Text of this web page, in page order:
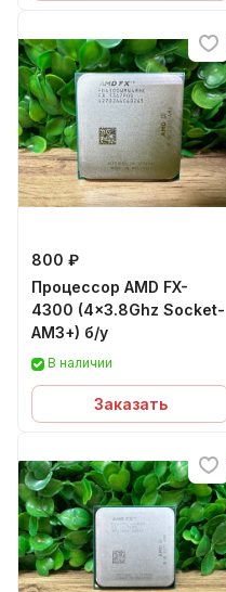
800 ₽
Процессор AMD FX-
4300 (4x3.8Ghz Socket-
AM3+) б/у
В наличии
Заказать